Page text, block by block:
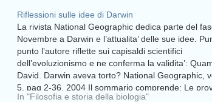
Riflessioni sulle idee di Darwin
La rivista National Geographic dedica parte del
Novembre a Darwin e l’attualita’ delle sue idee.
punto l’autore riflette sui capisaldi scientifici
dell’evoluzionismo e ne conferma la validita’:
David. Darwin aveva torto? National Geographic,
5, pag 2-36, 2004 Il sommario comprende: Le
In "Filosofia e storia della biologia"